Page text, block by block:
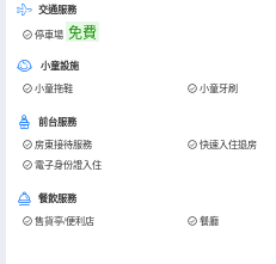
交通服務
停車場 免費
小童設施
小童拖鞋 小童牙刷
前台服務
房東接待服務 快速入住退房
電子身份證入住
餐飲服務
售貨亭/便利店 餐廳